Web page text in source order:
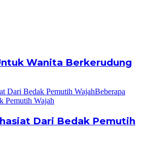
Wanita Berkerudung
Dari Bedak Pemutih